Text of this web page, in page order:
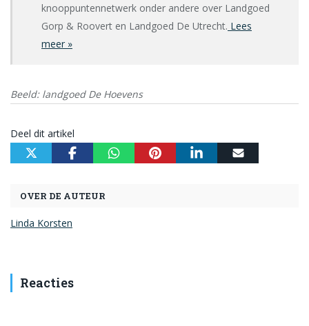
knooppuntennetwerk onder andere over Landgoed
Gorp & Roovert en Landgoed De Utrecht. Lees
meer »
Beeld: landgoed De Hoevens
Deel dit artikel
OVER DE AUTEUR
Linda Korsten
Reacties